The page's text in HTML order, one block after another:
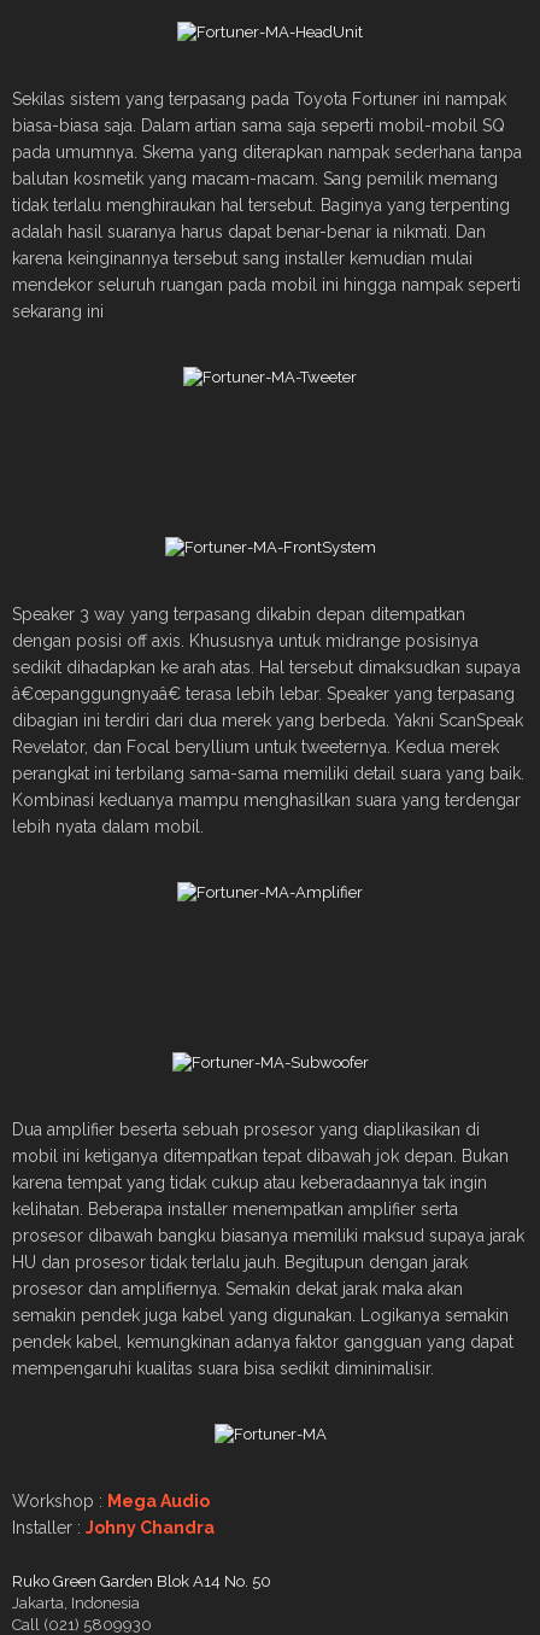
Sekilas sistem yang terpasang pada Toyota Fortuner ini nampak
biasa-biasa saja. Dalam artian sama saja seperti mobil-mobil SQ
pada umumnya. Skema yang diterapkan nampak sederhana tanpa
balutan kosmetik yang macam-macam. Sang pemilik memang
tidak terlalu menghiraukan hal tersebut. Baginya yang terpenting
adalah hasil suaranya harus dapat benar-benar ia nikmati. Dan
karena keinginannya tersebut sang installer kemudian mulai
mendekor seluruh ruangan pada mobil ini hingga nampak seperti
sekarang ini
Speaker 3 way yang terpasang dikabin depan ditempatkan
dengan posisi off axis. Khususnya untuk midrange posisinya
sedikit dihadapkan ke arah atas. Hal tersebut dimaksudkan supaya
â€œpanggungnyaâ€ terasa lebih lebar. Speaker yang terpasang
dibagian ini terdiri dari dua merek yang berbeda. Yakni ScanSpeak
Revelator, dan Focal beryllium untuk tweeternya. Kedua merek
perangkat ini terbilang sama-sama memiliki detail suara yang baik.
Kombinasi keduanya mampu menghasilkan suara yang terdengar
lebih nyata dalam mobil.
Dua amplifier beserta sebuah prosesor yang diaplikasikan di
mobil ini ketiganya ditempatkan tepat dibawah jok depan. Bukan
karena tempat yang tidak cukup atau keberadaannya tak ingin
kelihatan. Beberapa installer menempatkan amplifier serta
prosesor dibawah bangku biasanya memiliki maksud supaya jarak
HU dan prosesor tidak terlalu jauh. Begitupun dengan jarak
prosesor dan amplifiernya. Semakin dekat jarak maka akan
semakin pendek juga kabel yang digunakan. Logikanya semakin
pendek kabel, kemungkinan adanya faktor gangguan yang dapat
mempengaruhi kualitas suara bisa sedikit diminimalisir.
Workshop : Mega Audio
Installer : Johny Chandra
Ruko Green Garden Blok A14 No. 50
Jakarta, Indonesia
Call (021) 5809930